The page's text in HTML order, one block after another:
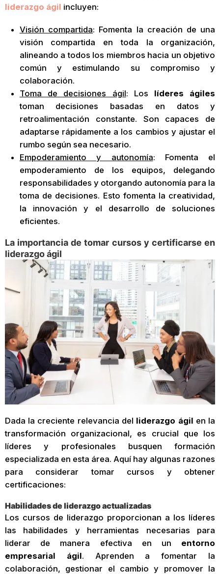
liderazgo ágil incluyen:
Visión compartida: Fomenta la creación de una
visión compartida en toda la organización,
alineando a todos los miembros hacia un objetivo
común y estimulando su compromiso y
colaboración.
Toma de decisiones ágil: Los líderes ágiles
toman decisiones basadas en datos y
retroalimentación constante. Son capaces de
adaptarse rápidamente a los cambios y ajustar el
rumbo según sea necesario.
Empoderamiento y autonomía: Fomenta el
empoderamiento de los equipos, delegando
responsabilidades y otorgando autonomía para la
toma de decisiones. Esto fomenta la creatividad,
la innovación y el desarrollo de soluciones
eficientes.
La importancia de tomar cursos y certificarse en
liderazgo ágil
Dada la creciente relevancia del liderazgo ágil en la
transformación organizacional, es crucial que los
líderes y profesionales busquen formación
especializada en esta área. Aquí hay algunas razones
para considerar tomar cursos y obtener
certificaciones:
Habilidades de liderazgo actualizadas
Los cursos de liderazgo proporcionan a los líderes
las habilidades y herramientas necesarias para
liderar de manera efectiva en un entorno
empresarial ágil. Aprenden a fomentar la
colaboración, gestionar el cambio y promover la